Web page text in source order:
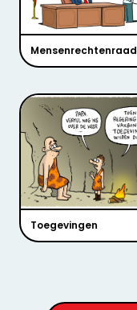
Mensenrechtenraad
Toegevingen